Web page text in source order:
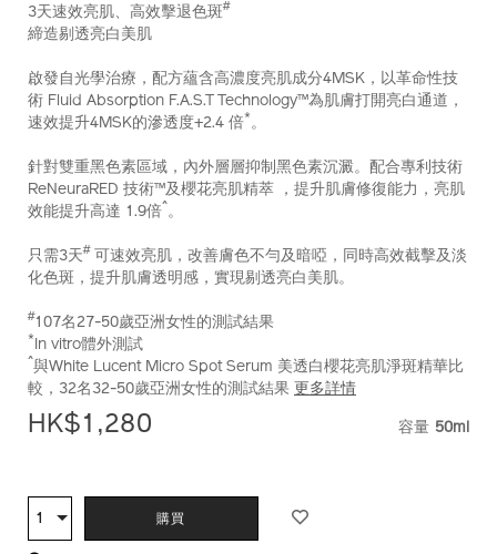
10122257101_hk.html
編
號：
3天速效亮肌、高效擊退色斑#
締造剔透亮白美肌
啟發自光學治療，配方蘊含高濃度亮肌成分4MSK，以革命性技
術 Fluid Absorption F.A.S.T Technology™為肌膚打開亮白通道，
速效提升4MSK的滲透度+2.4 倍*。
針對雙重黑色素區域，內外層層抑制黑色素沉澱。配合專利技術
ReNeuraRED 技術™及櫻花亮肌精萃 ，提升肌膚修復能力，亮肌
效能提升高達 1.9倍^。
只需3天# 可速效亮肌，改善膚色不勻及暗啞，同時高效截擊及淡
化色斑，提升肌膚透明感，實現剔透亮白美肌。
#107名27-50歲亞洲女性的測試結果
* In vitro體外測試
^與White Lucent Micro Spot Serum 美透白櫻花亮肌淨斑精華比
較，32名32-50歲亞洲女性的測試結果 更多詳情
HK$1,280 容量 50ml
TO
CART
ACTIONS
數
量
1 購買